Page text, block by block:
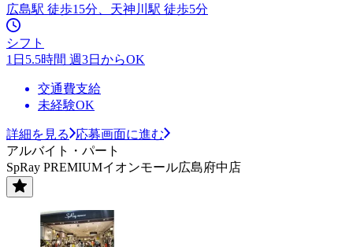
広島駅 徒歩15分、天神川駅 徒歩5分
シフト
1日5.5時間 週3日からOK
交通費支給
未経験OK
詳細を見る
応募画面に進む
アルバイト・パート
SpRay PREMIUMイオンモール広島府中店